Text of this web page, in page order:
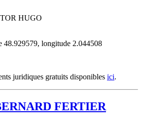
HUGO
48.929579, longitude 2.044508
juridiques gratuits disponibles ici.
FERTIER